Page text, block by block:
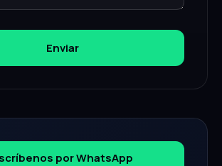
Enviar
por WhatsApp